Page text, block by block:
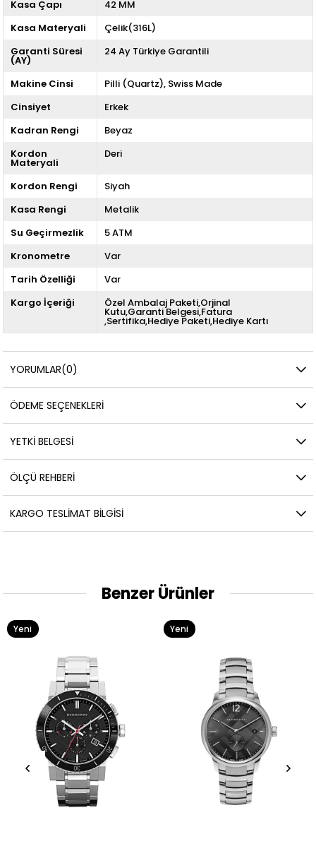
Kasa Çapı
42 MM
Kasa Materyali
Çelik(316L)
Garanti Süresi
(AY)
24 Ay Türkiye Garantili
Makine Cinsi Pilli (Quartz) Swiss Made
Cinsiyet
Erkek
Kadran Rengi
Beyaz
Kordon
Materyali
Deri
Kordon Rengi
Siyah
Kasa Rengi
Metalik
Su Geçirmezlik
5 ATM
Kronometre
Var
Tarih Özelliği
Var
Kargo İçeriği
Özel Ambalaj Paketi,Orjinal
Kutu,Garanti Belgesi,Fatura
,Sertifika,Hediye Paketi,Hediye Kartı
YORUMLAR(0)
ÖDEME SEÇENEKLERI
YETKİ BELGESİ
ÖLÇÜ REHBERI
KARGO TESLIMAT BILGISI
Benzer Ürünler
Yeni
Yeni